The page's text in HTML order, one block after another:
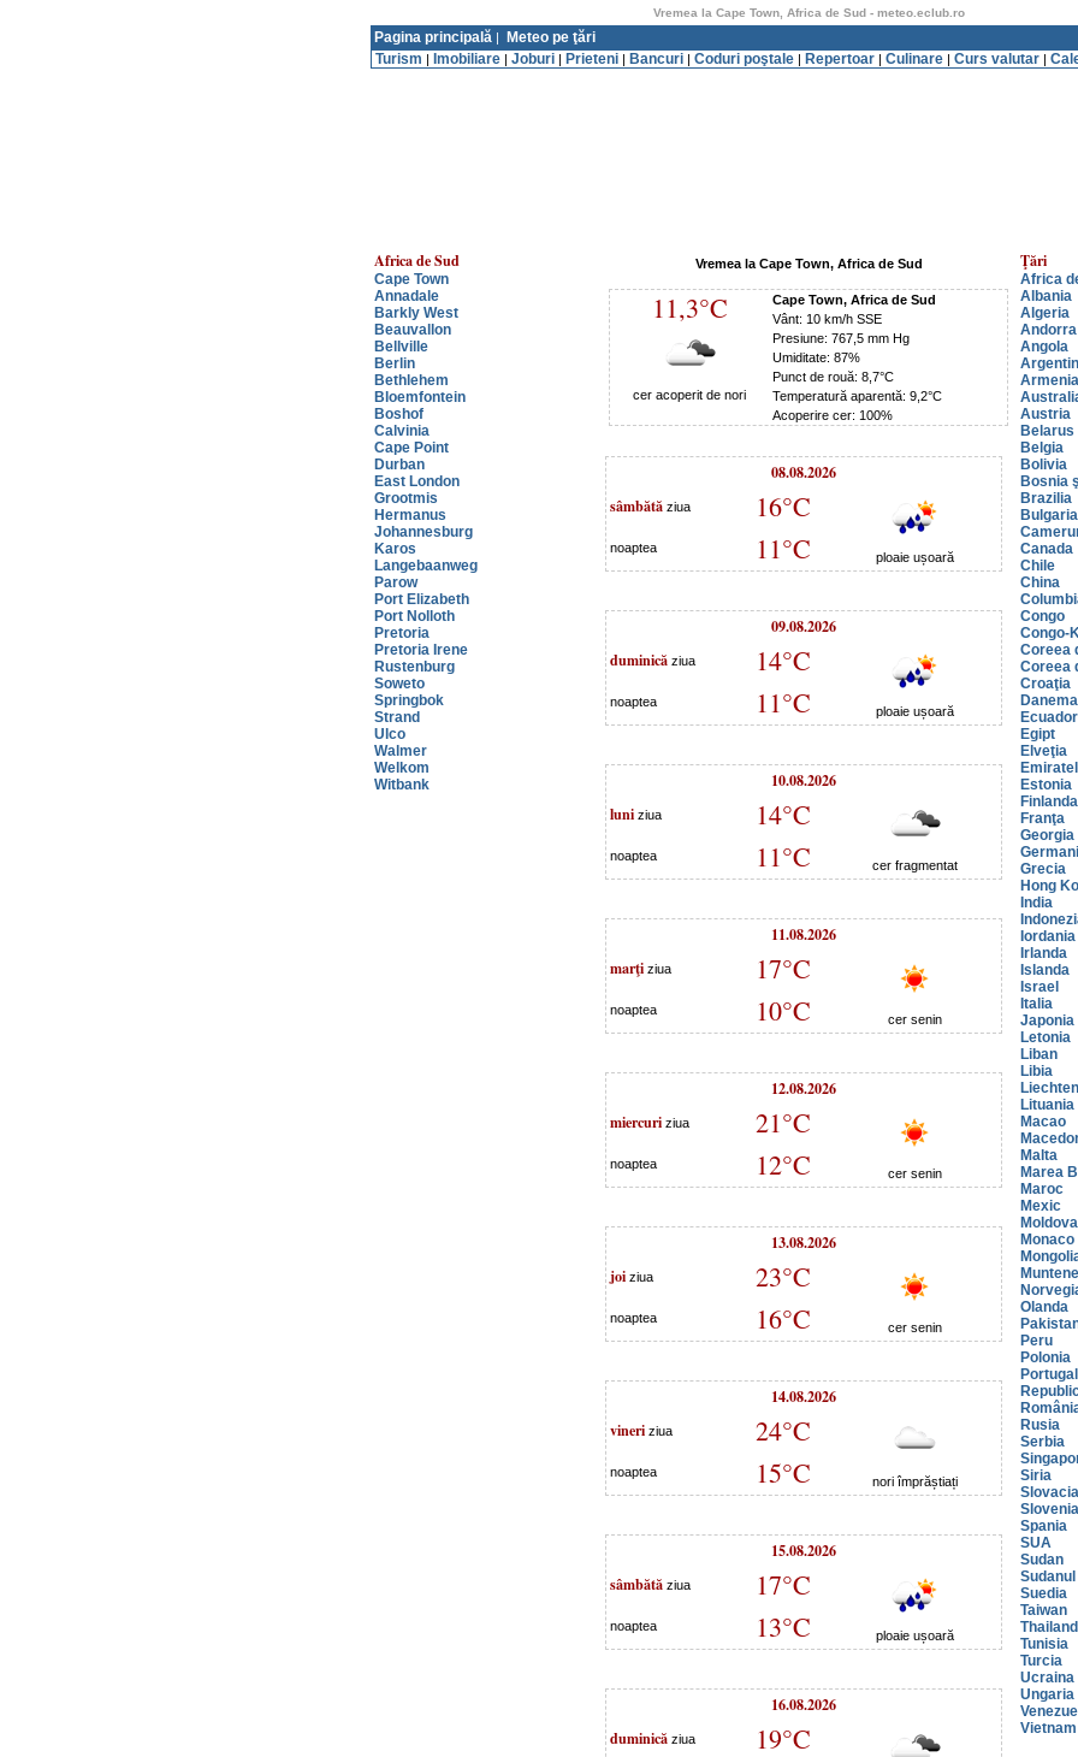
Vremea la Cape Town, Africa de Sud - meteo.eclub.ro
Pagina principală |
Meteo pe ţări
Turism | Imobiliare | Joburi | Prieteni | Bancuri | Coduri poştale | Repertoar | Culinare | Curs valutar |
Africa de Sud
Cape Town
Annadale
Barkly West
Beauvallon
Bellville
Berlin
Bethlehem
Bloemfontein
Boshof
Calvinia
Cape Point
Durban
East London
Grootmis
Hermanus
Johannesburg
Karos
Langebaanweg
Parow
Port Elizabeth
Port Nolloth
Pretoria
Pretoria Irene
Rustenburg
Soweto
Springbok
Strand
Ulco
Walmer
Welkom
Witbank
Vremea la Cape Town, Africa de Sud
11,3°C
cer acoperit de nori
Cape Town, Africa de Sud
Vânt: 10 km/h SSE
Presiune: 767,5 mm Hg
Umiditate: 87%
Punct de rouă: 8,7°C
Temperatură aparentă: 9,2°C
Acoperire cer: 100%
08.08.2026
sâmbătă ziua 16°C
ploaie ușoară
noaptea 11°C
09.08.2026
duminică ziua 14°C
ploaie ușoară
noaptea 11°C
10.08.2026
luni ziua 14°C
cer fragmentat
noaptea 11°C
11.08.2026
marţi ziua 17°C
cer senin
noaptea 10°C
12.08.2026
miercuri ziua 21°C
cer senin
noaptea 12°C
13.08.2026
joi ziua 23°C
cer senin
noaptea 16°C
14.08.2026
vineri ziua 24°C
nori împrăștiați
noaptea 15°C
15.08.2026
sâmbătă ziua 17°C
ploaie ușoară
noaptea 13°C
16.08.2026
duminică ziua 19°C
Ţări
Africa
Albania
Algeria
Andorra
Angola
Armenia
Austria
Belarus
Belgia
Bolivia
Bosnia
Brazilia
Bulgaria
Canada
Chile
China
Congo
Congo-
Coreea
Coreea
Croaţia
Ecuador
Egipt
Elveţia
Estonia
Finlanda
Franţa
Georgia
Grecia
Hong
India
Iordania
Irlanda
Islanda
Israel
Italia
Japonia
Letonia
Liban
Libia
Lituania
Macao
Malta
Marea
Maroc
Mexic
Moldova
Monaco
Olanda
Peru
Polonia
Rusia
Serbia
Siria
Slovacia
Slovenia
Spania
SUA
Sudan
Sudanul
Suedia
Taiwan
Tunisia
Turcia
Ucraina
Ungaria
Vietnam